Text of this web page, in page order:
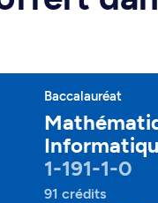
Baccalauréat
1-191-1-0
91 crédits